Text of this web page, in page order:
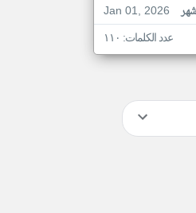
Jan 01, 2026
عدد الكلمات: ١١٠